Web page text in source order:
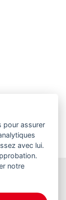
pour assurer
avec lui.
notre